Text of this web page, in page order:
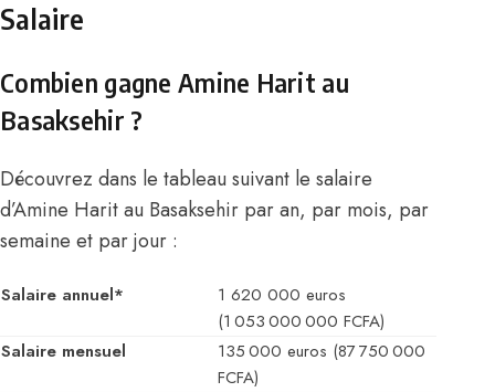
Salaire
Combien gagne Amine Harit au
Basaksehir ?
Découvrez dans le tableau suivant le salaire
d’Amine Harit au Basaksehir par an, par mois, par
semaine et par jour :
Salaire annuel*
1 620 000 euros
(1 053 000 000 FCFA)
Salaire mensuel
135 000 euros (87 750 000
FCFA)